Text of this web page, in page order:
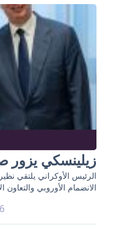
زيلينسكي يزور
الرئيس الأوكراني يلتقي
الانضمام الأوروبي والتعاون